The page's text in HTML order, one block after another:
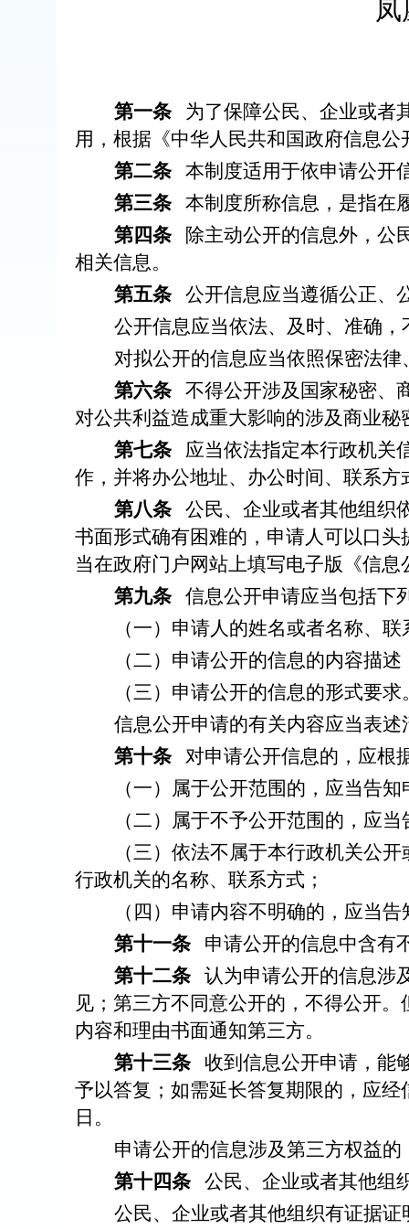
第一条
为了保障公民、企业或者
用，根据《中华人民共和国政府信息
第二条
本制度适用于依申请公开
第三条
本制度所称信息，是指在
第四条
除主动公开的信息外，公
相关信息。
第五条
公开信息应当遵循公正、
公开信息应当依法、及时、准确
对拟公开的信息应当依照保密法
第六条
不得公开涉及国家秘密、
对公共利益造成重大影响的涉及商业
第七条
应当依法指定本行政机关
作，并将办公地址、办公时间、联系
第八条
公民、企业或者其他组织
书面形式确有困难的，申请人可以口
当在政府门户网站上填写电子版《信息
第九条
信息公开申请应当包括下
（一）申请人的姓名或者名称、
（二）申请公开的信息的内容描述
（三）申请公开的信息的形式要求
信息公开申请的有关内容应当表
第十条
对申请公开信息的，应根
（一）属于公开范围的，应当告
（二）属于不予公开范围的，应
（三）依法不属于本行政机关公
行政机关的名称、联系方式；
（四）申请内容不明确的，应当
第十一条
申请公开的信息中含有
第十二条
认为申请公开的信息涉
见；第三方不同意公开的，不得公开
内容和理由书面通知第三方。
第十三条
收到信息公开申请，能
予以答复；如需延长答复期限的，应
日。
申请公开的信息涉及第三方权益
第十四条
公民、企业或者其他组
公民、企业或者其他组织有证据